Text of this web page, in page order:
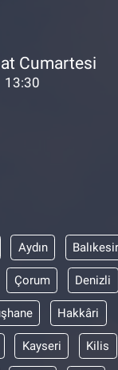
Cumartesi
13:30
Aydın Balıkesir
Çorum Denizli
Hakkâri
Kayseri Kilis